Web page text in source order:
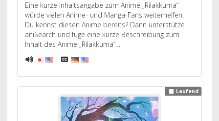
Eine kurze Inhaltsangabe zum Anime „Rilakkuma“
würde vielen Anime- und Manga-Fans weiterhelfen.
Du kennst diesen Anime bereits? Dann unterstütze
aniSearch und füge eine kurze Beschreibung zum
Inhalt des Anime „Rilakkuma“…
|
Laufend